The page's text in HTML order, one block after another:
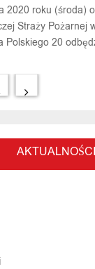
2020 roku (środa)
Straży Pożarnej
Polskiego 20
AKTUALNOŚCI